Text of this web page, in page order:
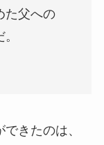
た父への
きたのは、